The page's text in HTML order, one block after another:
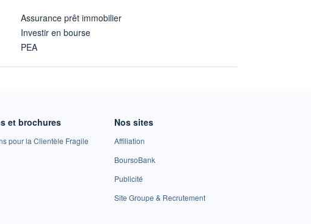
Assurance prêt immobilier
Investir en bourse
PEA
et brochures
pour la Clientèle Fragile
Nos sites
Affiliation
BoursoBank
Publicité
Site Groupe & Recrutement